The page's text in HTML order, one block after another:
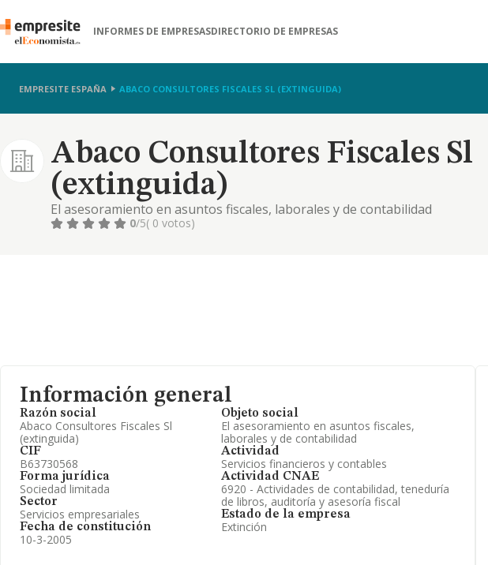
INFORMES DE EMPRESASDIRECTORIO DE EMPRESAS
EMPRESITE ESPAÑA ABACO CONSULTORES FISCALES SL (EXTINGUIDA)
Abaco Consultores Fiscales Sl
(extinguida)
El asesoramiento en asuntos fiscales, laborales y de contabilidad
0/5( 0 votos)
Información general
Razón social
Abaco Consultores Fiscales Sl
(extinguida)
CIF
B63730568
Forma jurídica
Sociedad limitada
Sector
Servicios empresariales
Fecha de constitución
10-3-2005
Objeto social
El asesoramiento en asuntos fiscales,
laborales y de contabilidad
Actividad
Servicios financieros y contables
Actividad CNAE
6920 - Actividades de contabilidad, teneduría
de libros, auditoría y asesoría fiscal
Estado de la empresa
Extinción